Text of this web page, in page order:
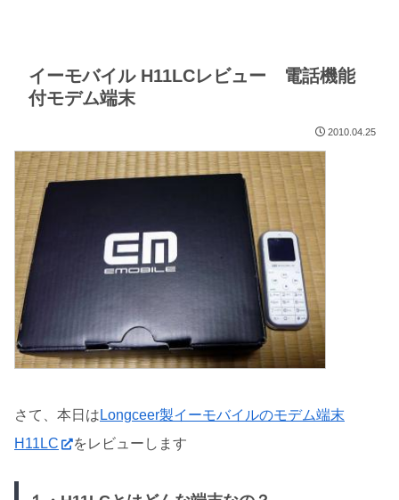
イーモバイル H11LCレビュー 電話機能
付モデム端末
2010.04.25
さて、本日は Longceer製イーモバイルのモデム端末
H11LC
をレビューします